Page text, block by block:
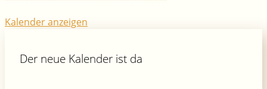
Kalender anzeigen
Der neue Kalender ist da